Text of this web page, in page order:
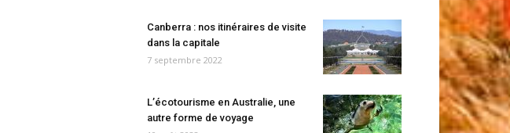
Canberra : nos itinéraires de visite
dans la capitale
7 septembre 2022
L’écotourisme en Australie, une
autre forme de voyage